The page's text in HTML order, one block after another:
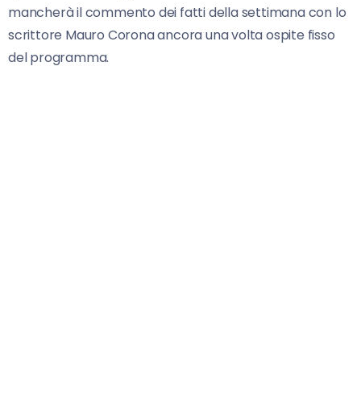
mancherà il commento dei fatti della settimana con lo
scrittore Mauro Corona ancora una volta ospite fisso
del programma.